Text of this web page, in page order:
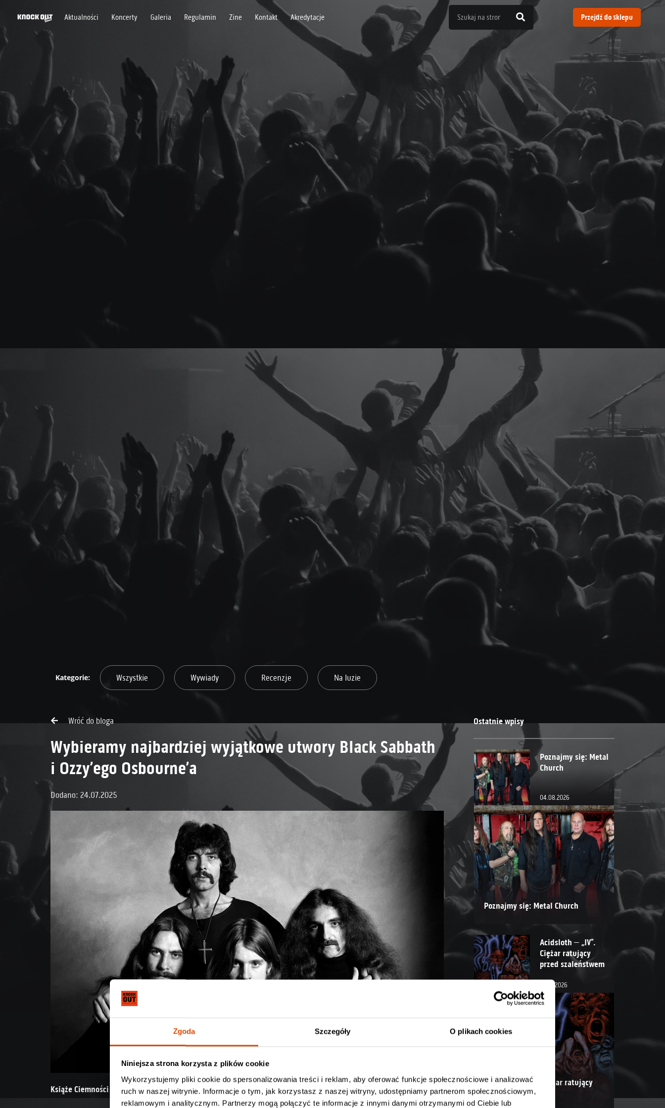
Zgoda Szczegóły O plikach cookies
Niniejsza strona korzysta z plików cookie
Wykorzystujemy pliki cookie do spersonalizowania treści i reklam, aby oferować funkcje społecznościowe i analizować
ruch w naszej witrynie. Informacje o tym, jak korzystasz z naszej witryny, udostępniamy partnerom społecznościowym,
reklamowym i analitycznym. Partnerzy mogą połączyć te informacje z innymi danymi otrzymanymi od Ciebie lub
Aktualności Koncerty Galeria Regulamin Zine Kontakt Akredytacje Przejdź do sklepu
Wszystkie Wywiady Recenzje Na luzie
Wróć do bloga
Wybieramy najbardziej wyjątkowe utwory Black Sabbath
i Ozzy’ego Osbourne’a
Dodano: 24.07.2025
Książe Ciemności odszedł, ale jego pomnikowe numery zostaną z nami na wieki.
Ostatnie wpisy
Poznajmy się: Metal
Church
04.08.2026
Poznajmy się: Metal Church
Acidsloth – „IV”.
Ciężar ratujący
przed szaleństwem
31.07.2026
Acidsloth – „IV”. Ciężar ratujący
przed szaleństwem